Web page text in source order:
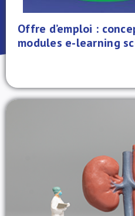
À propos de nous
Offre d’emploi :
modules e-learning